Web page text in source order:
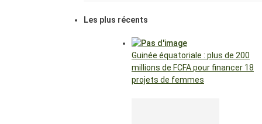
Les plus récents
Guinée équatoriale : plus de 200
millions de FCFA pour financer 18
projets de femmes